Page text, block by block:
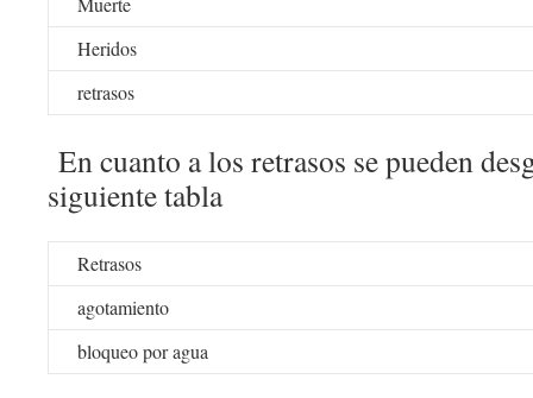
Heridos
retrasos
En cuanto a los retrasos se pueden
siguiente tabla
Retrasos
agotamiento
bloqueo por agua